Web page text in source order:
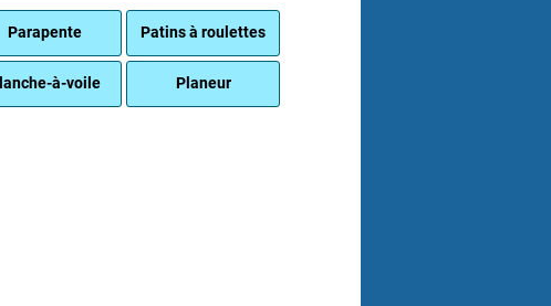
Parapente Patins à roulettes
à-voile Planeur